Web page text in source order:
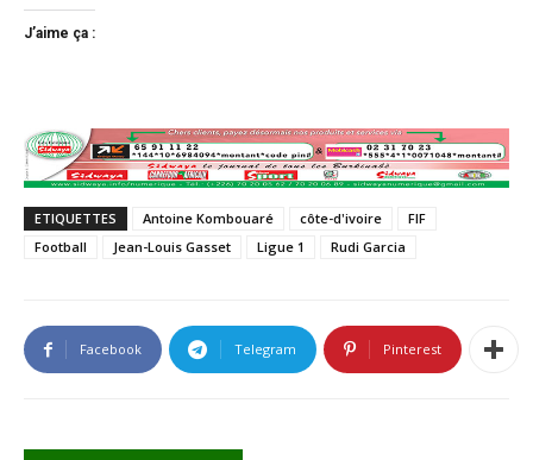
J’aime ça :
ETIQUETTES Antoine Kombouaré côte-d'ivoire
FIF
Football
Jean-Louis Gasset Ligue 1 Rudi Garcia
Facebook Telegram Pinterest